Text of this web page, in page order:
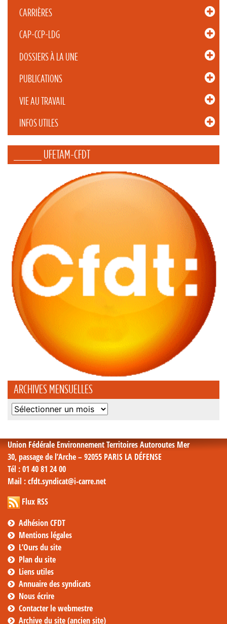
CARRIÈRES
CAP-CCP-LDG
DOSSIERS À LA UNE
PUBLICATIONS
VIE AU TRAVAIL
INFOS UTILES
_____ UFETAM-CFDT
ARCHIVES MENSUELLES
Archives
Union Fédérale Environnement Territoires Autoroutes Mer
30, passage de l’Arche – 92055 PARIS LA DÉFENSE
Tél : 01 40 81 24 00
Mail : cfdt.syndicat@i-carre.net
Flux RSS
Adhésion CFDT
Mentions légales
L’Ours du site
Plan du site
Liens utiles
Annuaire des syndicats
Nous écrire
Contacter le webmestre
Archive du site (ancien site)